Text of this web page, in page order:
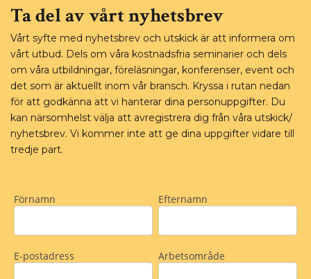
Ta del av vårt nyhetsbrev
Vårt syfte med nyhetsbrev och utskick är att informera om
vårt utbud. Dels om våra kostnadsfria seminarier och dels
om våra utbildningar, föreläsningar, konferenser, event och
det som är aktuellt inom vår bransch. Kryssa i rutan nedan
för att godkänna att vi hanterar dina personuppgifter. Du
kan närsomhelst välja att avregistrera dig från våra utskick/
nyhetsbrev. Vi kommer inte att ge dina uppgifter vidare till
tredje part.